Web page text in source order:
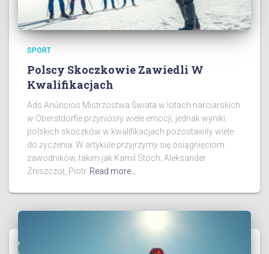
SPORT
Polscy Skoczkowie Zawiedli W
Kwalifikacjach
Ads Anúncios Mistrzostwa Świata w lotach narciarskich
w Oberstdorfie przyniosły wiele emocji, jednak wyniki
polskich skoczków w kwalifikacjach pozostawiły wiele
do życzenia. W artykule przyjrzymy się osiągnięciom
zawodników, takim jak Kamil Stoch, Aleksander
Zniszczoł, Piotr Read more…